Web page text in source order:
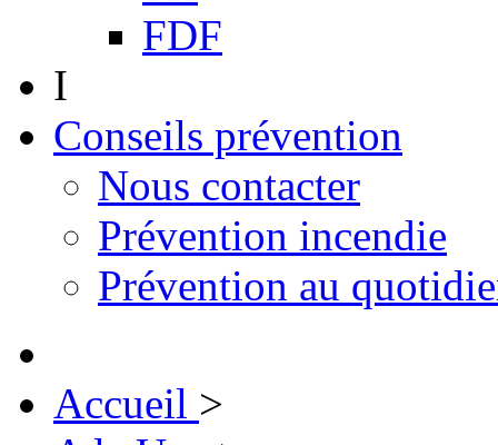
FDF
I
Conseils prévention
Nous contacter
Prévention incendie
Prévention au
Accueil >